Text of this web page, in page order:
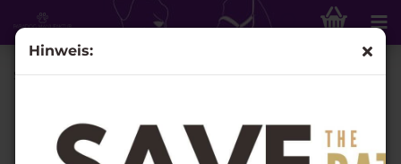
Hinweis:
Schmuckhalfter "Atli"